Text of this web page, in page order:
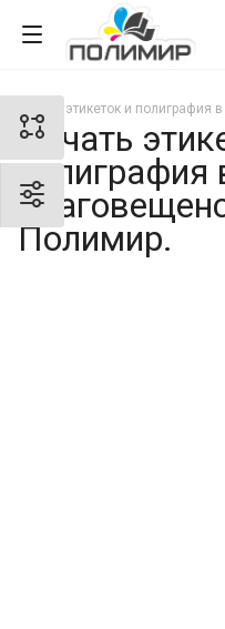
Печать этикеток и
Печать
полиграфия
Полимир.